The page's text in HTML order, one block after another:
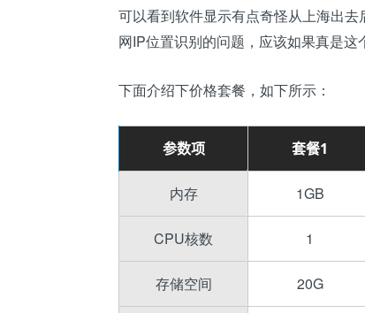
可以看到软件显示有点奇怪从上海出
网IP位置识别的问题，应该如果真是这
下面介绍下价格套餐，如下所示：
参数项 套餐1
内存 1GB
CPU核数 1
存储空间 20G